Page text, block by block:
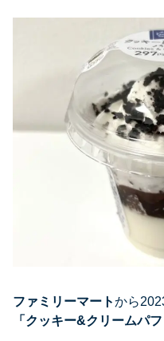
ファミリーマートから
「 クッキー&クリームパフ